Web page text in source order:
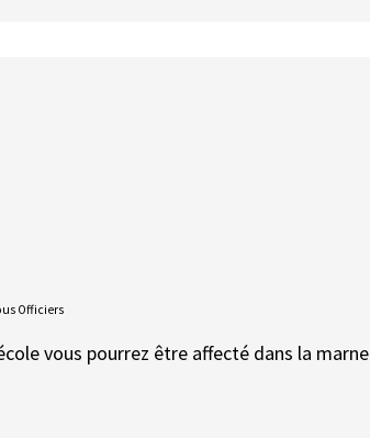
Officiers
vous pourrez être affecté dans la marne